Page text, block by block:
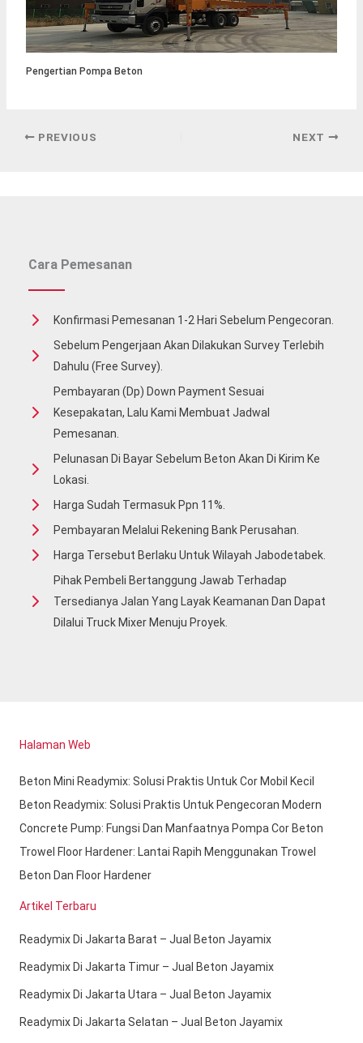
Pengertian Pompa Beton
PREVIOUS NEXT
Cara Pemesanan
Konfirmasi Pemesanan 1-2 Hari Sebelum Pengecoran.
Sebelum Pengerjaan Akan Dilakukan Survey Terlebih
Dahulu (free Survey).
Pembayaran (Dp) Down Payment Sesuai
Kesepakatan, Lalu Kami Membuat Jadwal
Pemesanan.
Pelunasan Di Bayar Sebelum Beton Akan Di Kirim Ke
Lokasi.
Harga Sudah Termasuk Ppn 11%.
Pembayaran Melalui Rekening Bank Perusahan.
Harga Tersebut Berlaku Untuk Wilayah Jabodetabek.
Pihak Pembeli Bertanggung Jawab Terhadap
Tersedianya Jalan Yang Layak Keamanan Dan Dapat
Dilalui Truck Mixer Menuju Proyek.
Halaman Web
Beton Mini Readymix: Solusi Praktis Untuk Cor Mobil Kecil
Beton Readymix: Solusi Praktis Untuk Pengecoran Modern
Concrete Pump: Fungsi Dan Manfaatnya Pompa Cor Beton
Trowel Floor Hardener: Lantai Rapih Menggunakan Trowel
Beton Dan Floor Hardener
Artikel Terbaru
Readymix Di Jakarta Barat – Jual Beton Jayamix
Readymix Di Jakarta Timur – Jual Beton Jayamix
Readymix Di Jakarta Utara – Jual Beton Jayamix
Readymix Di Jakarta Selatan – Jual Beton Jayamix